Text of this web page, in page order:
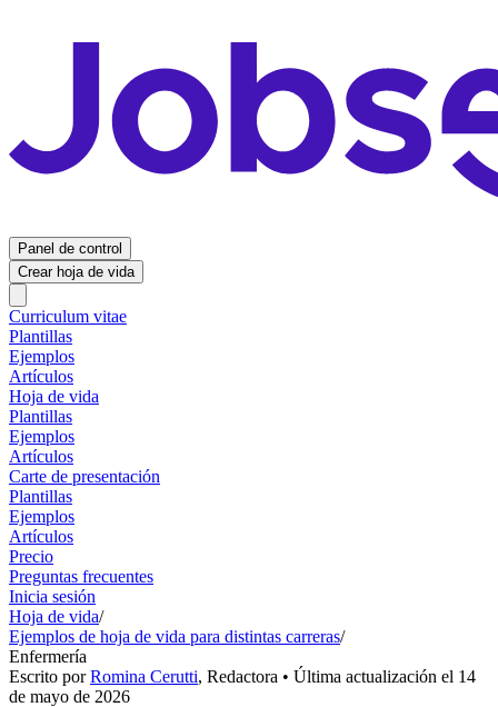
Panel de control
Crear hoja de vida
Curriculum vitae
Plantillas
Ejemplos
Artículos
Hoja de vida
Plantillas
Ejemplos
Artículos
Carte de presentación
Plantillas
Ejemplos
Artículos
Precio
Preguntas frecuentes
Inicia sesión
Hoja de vida/
Ejemplos de hoja de vida para distintas carreras/
Enfermería
Escrito porRomina Cerutti, Redactora • Última actualización el 14
de mayo de 2026